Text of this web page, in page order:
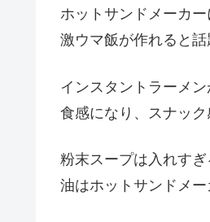
ホットサンドメーカー
激ウマ飯が作れると話
インスタントラーメ
食感になり、スナック
粉末スープは入れすぎ
油はホットサンドメー